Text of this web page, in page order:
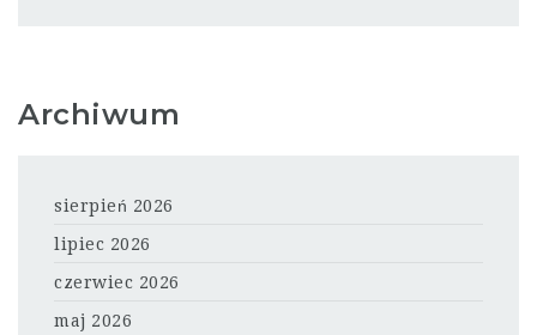
Archiwum
sierpień 2026
lipiec 2026
czerwiec 2026
maj 2026